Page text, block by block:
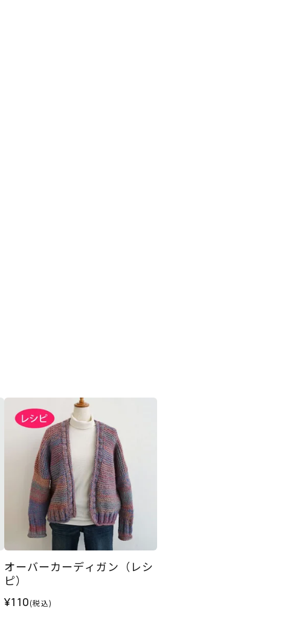
オーバーカーディガン（レシ
ピ）
¥110(税込)